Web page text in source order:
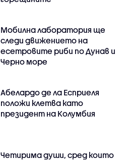
Мобилна лаборатория ще
следи движението на
есетровите риби по Дунав и
Черно море
Абелардо де ла Есприеля
положи клетва като
президент на Колумбия
Четирима души, сред които